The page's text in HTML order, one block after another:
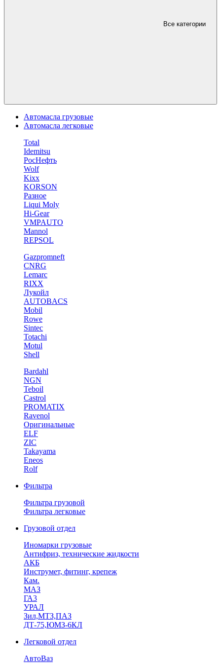
Все категории
Автомасла грузовые
Автомасла легковые
Total
Idemitsu
РосНефть
Wolf
Kixx
KORSON
Разное
Liqui Moly
Hi-Gear
VMPAUTO
Mannol
REPSOL
Gazpromneft
CNRG
Lemarc
RIXX
Лукойл
AUTOBACS
Mobil
Rowe
Sintec
Totachi
Motul
Shell
Bardahl
NGN
Teboil
Castrol
PROMATIX
Ravenol
Оригинальные
ELF
ZIC
Takayama
Eneos
Rolf
Фильтра
Фильтра грузовой
Фильтра легковые
Грузовой отдел
Иномарки грузовые
Антифриз, технические жидкости
АКБ
Инструмет, фитинг, крепеж
Кам.
МАЗ
ГА3
УРАЛ
Зил,МТЗ,ПАЗ
ДТ-75,ЮМЗ-6КЛ
Легковой отдел
АвтоВаз